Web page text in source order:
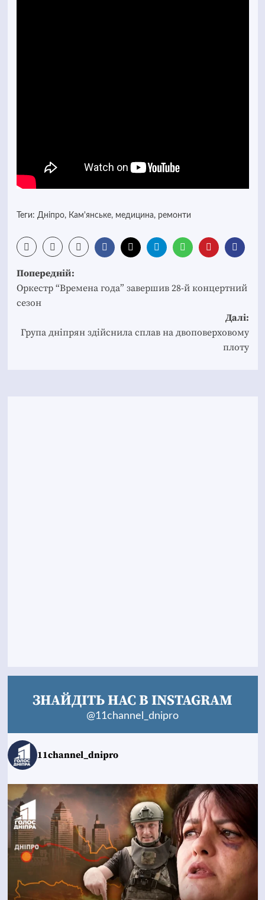
Теги: Дніпро, Кам'янське, медицина, ремонти
Post
navigation
Попередній:
Оркестр “Времена года” завершив 28-й концертний
сезон
Далі:
Група дніпрян здійснила сплав на двоповерховому
плоту
ЗНАЙДІТЬ НАС В INSTAGRAM
@11channel_dnipro
11channel_dnipro